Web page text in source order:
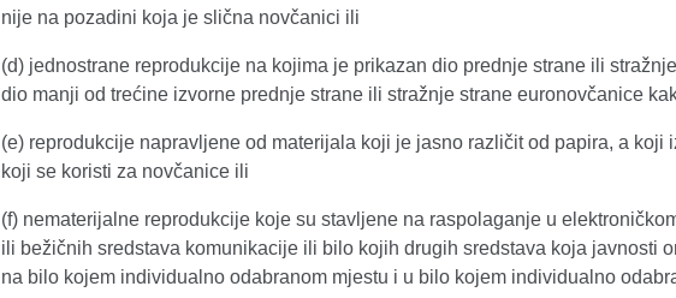
nije na pozadini koja je slična novčanici ili
(d) jednostrane reprodukcije na kojima je prikazan dio prednje strane ili
dio manji od trećine izvorne prednje strane ili stražnje strane euronovčanice
(e) reprodukcije napravljene od materijala koji je jasno različit od papira, a
koji se koristi za novčanice ili
(f) nematerijalne reprodukcije koje su stavljene na raspolaganje u
ili bežičnih sredstava komunikacije ili bilo kojih drugih sredstava koja javnosti
na bilo kojem individualno odabranom mjestu i u bilo kojem individualno